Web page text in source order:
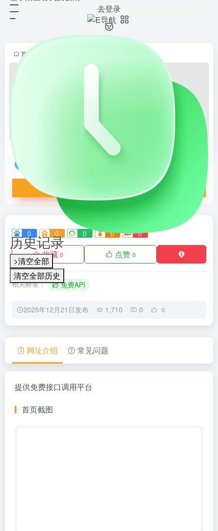
去登录
历史记录
>清空全部
清空全部历史
首页
0 0 0 0 0
收藏 0 点赞 0
相关标签： 免费API
2025年12月21日发布 1,710 0 0
提供免费接口调用平台
网址介绍 常见问题
提供免费接口调用平台
首页截图